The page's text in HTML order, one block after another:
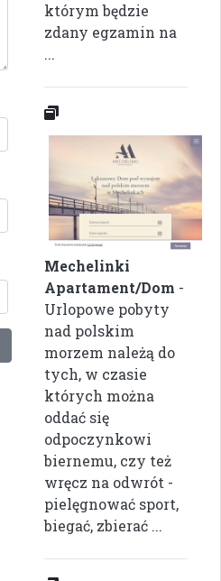
którym będzie
zdany egzamin na
...
Mechelinki
Apartament/Dom -
Urlopowe pobyty
nad polskim
morzem należą do
tych, w czasie
których można
oddać się
odpoczynkowi
biernemu, czy też
wręcz na odwrót -
pielęgnować sport,
biegać, zbierać ...